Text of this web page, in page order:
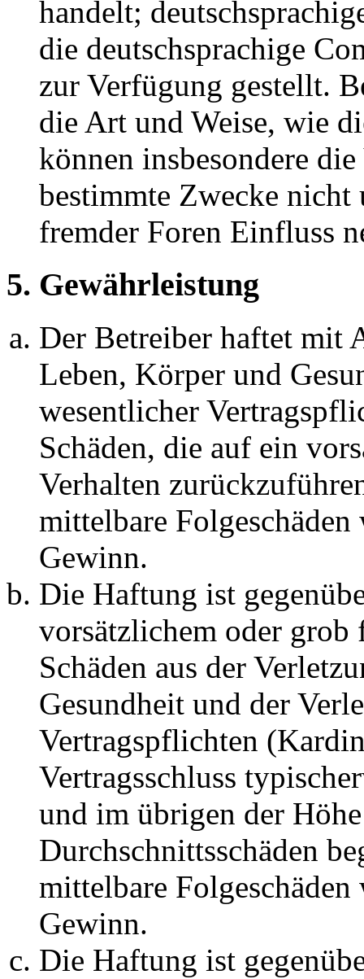
handelt;
die deutschsprachige
zur Verfügung gestellt.
die Art und Weise, wie
können insbesondere
bestimmte Zwecke nicht
fremder Foren Einfluss
5. Gewährleistung
Der Betreiber haftet mit
Leben, Körper und
wesentlicher
Schäden, die auf ein
Verhalten
mittelbare Folgeschäden
Gewinn.
Die Haftung ist
vorsätzlichem oder grob
Schäden aus der
Gesundheit und der
Vertragspflichten
Vertragsschluss
und im übrigen der
Durchschnittsschäden
mittelbare Folgeschäden
Gewinn.
Die Haftung ist